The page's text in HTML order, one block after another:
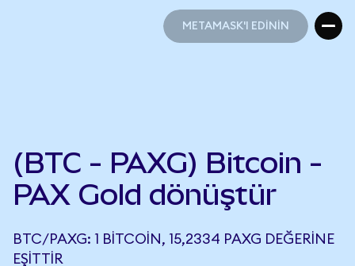
METAMASK'I EDİNİN
(BTC - PAXG) Bitcoin -
PAX Gold dönüştür
BTC/PAXG: 1 BITCOIN, 15,2334 PAXG DEĞERINE
EŞITTIR